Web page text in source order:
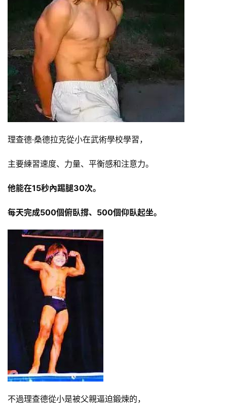
理查德·桑德拉克從小在武術學校學習，
主要練習速度、力量、平衡感和注意力。
他能在15秒內踢腿30次。
每天完成500個俯臥撐、500個仰臥起坐。
不過理查德從小是被父親逼迫鍛煉的，